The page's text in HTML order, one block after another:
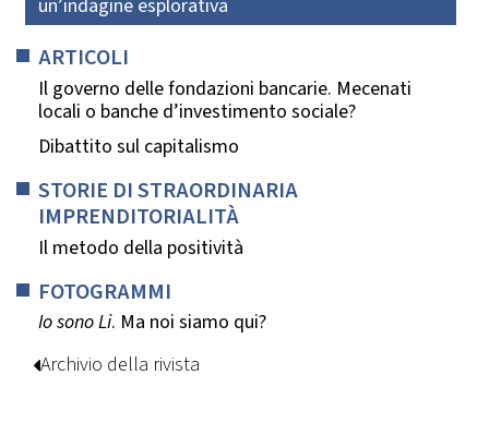
un’indagine esplorativa
ARTICOLI
Il governo delle fondazioni bancarie. Mecenati
locali o banche d’investimento sociale?
Dibattito sul capitalismo
STORIE DI STRAORDINARIA
IMPRENDITORIALITÀ
Il metodo della positività
FOTOGRAMMI
Io sono Li. Ma noi siamo qui?
Archivio della rivista